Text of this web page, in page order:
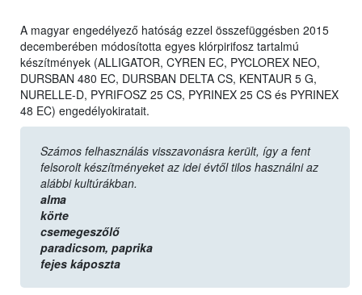
A magyar engedélyező hatóság ezzel összefüggésben 2015
decemberében módosította egyes klórpirifosz tartalmú
készítmények (ALLIGATOR, CYREN EC, PYCLOREX NEO,
DURSBAN 480 EC, DURSBAN DELTA CS, KENTAUR 5 G,
NURELLE-D, PYRIFOSZ 25 CS, PYRINEX 25 CS és PYRINEX
48 EC) engedélyokiratait.
Számos felhasználás visszavonásra került, így a fent
felsorolt készítményeket az idei évtől tilos használni az
alábbi kultúrákban.
alma
körte
csemegeszőlő
paradicsom, paprika
fejes káposzta